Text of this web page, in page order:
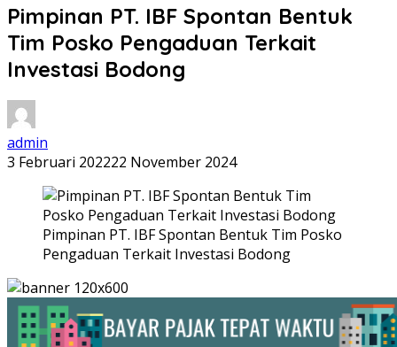
Pimpinan PT. IBF Spontan Bentuk
Tim Posko Pengaduan Terkait
Investasi Bodong
admin
3 Februari 202222 November 2024
Pimpinan PT. IBF Spontan Bentuk Tim Posko
Pengaduan Terkait Investasi Bodong